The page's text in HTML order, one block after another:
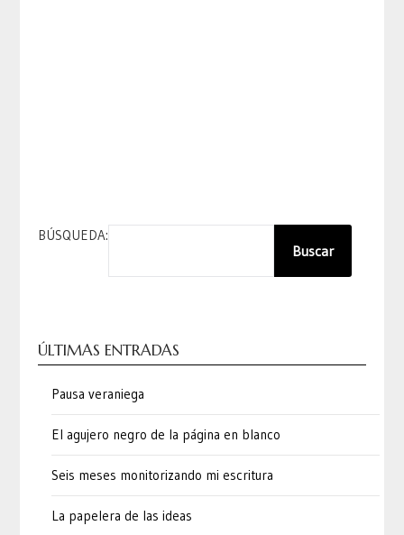
BÚSQUEDA:
Buscar
ÚLTIMAS ENTRADAS
Pausa veraniega
El agujero negro de la página en blanco
Seis meses monitorizando mi escritura
La papelera de las ideas